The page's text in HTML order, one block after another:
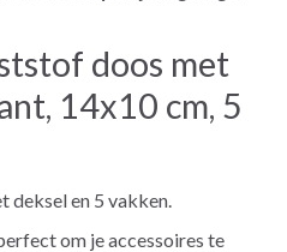
doos met
14x10 cm, 5
en 5 vakken.
om je accessoires te